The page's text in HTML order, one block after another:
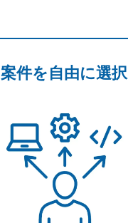
案件を自由に選択